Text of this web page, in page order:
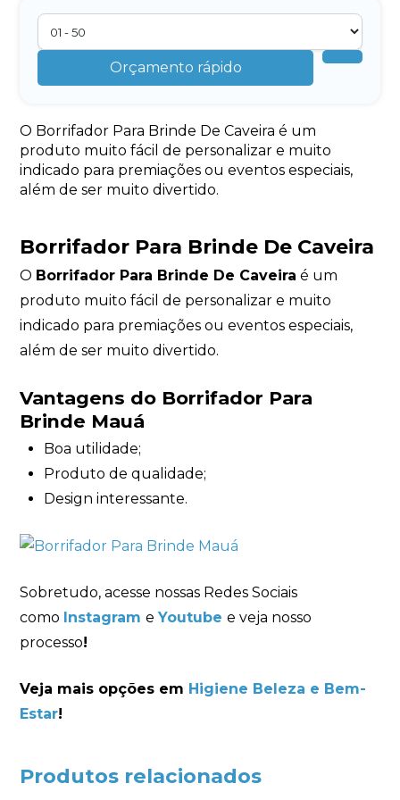
Orçamento rápido
O Borrifador Para Brinde De Caveira é um
produto muito fácil de personalizar e muito
indicado para premiações ou eventos especiais,
além de ser muito divertido.
Borrifador Para Brinde De Caveira
O Borrifador Para Brinde De Caveira é um
produto muito fácil de personalizar e muito
indicado para premiações ou eventos especiais,
além de ser muito divertido.
Vantagens do Borrifador Para
Brinde Mauá
Boa utilidade;
Produto de qualidade;
Design interessante.
Sobretudo, acesse nossas Redes Sociais
como Instagram eYoutube e veja nosso
processo!
Veja mais opções em Higiene Beleza e Bem-
Estar!
Produtos relacionados